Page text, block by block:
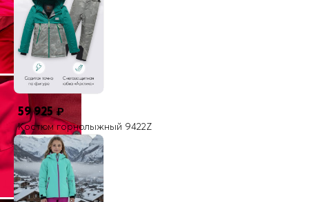
59 925 ₽
Костюм горнолыжный 9422Z